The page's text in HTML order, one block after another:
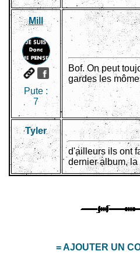
Mill
Pute :
7
Bof. On peut
gardes les
Tyler
d'ailleurs ils ont
dernier album,
= AJOUTER UN